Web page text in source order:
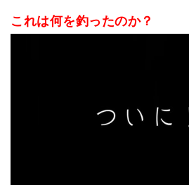
これは何を釣ったのか？